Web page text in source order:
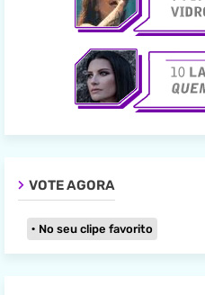
VOTE AGORA
No seu clipe favorito